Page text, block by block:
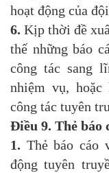
hoạt động của
6. Kịp thời đề
thế những báo
công tác sang
nhiệm vụ, hoặc
công tác tuyên
Điều 9. Thẻ báo
1. Thẻ báo cáo
động tuyên